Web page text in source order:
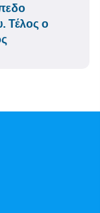
Τέλος ο